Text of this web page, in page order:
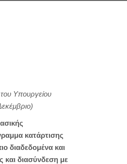
Υπουργείου
κατάρτισης
διαδεδομένα και
και διασύνδεση με